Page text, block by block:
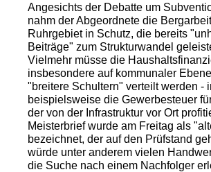
Angesichts der Debatte um
nahm der Abgeordnete die
Ruhrgebiet in Schutz, die bereits
Beiträge" zum Strukturwandel
Vielmehr müsse die
insbesondere auf kommunaler
"breitere Schultern" verteilt werden -
beispielsweise die Gewerbesteuer
der von der Infrastruktur vor Ort
Meisterbrief wurde am Freitag als
bezeichnet, der auf den Prüfstand
würde unter anderem vielen
die Suche nach einem Nachfolger